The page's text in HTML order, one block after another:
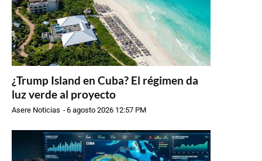
¿Trump Island en Cuba? El régimen da
luz verde al proyecto
Asere Noticias -6 agosto 2026 12:57 PM